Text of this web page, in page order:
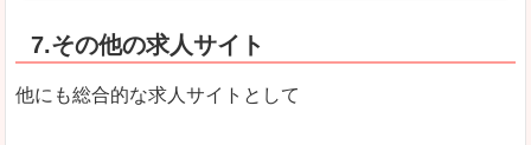
良いところ
7.その他の求人サイト
他にも総合的な求人サイトとして